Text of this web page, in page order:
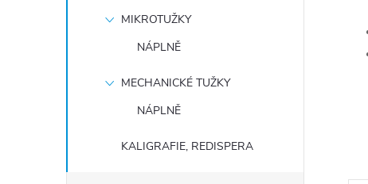
MIKROTUŽKY
NÁPLNĚ
MECHANICKÉ TUŽKY
NÁPLNĚ
KALIGRAFIE, REDISPERA